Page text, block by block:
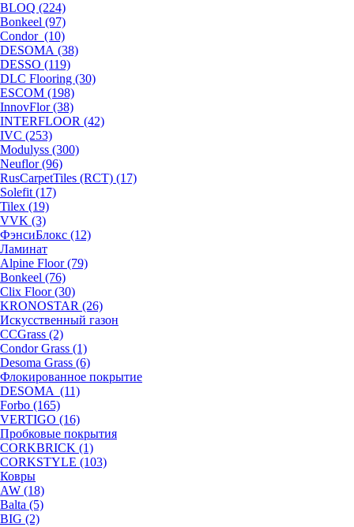
BLOQ (224)
Bonkeel (97)
Condor (10)
DESOMA (38)
DESSO (119)
DLC Flooring (30)
ESCOM (198)
InnovFlor (38)
INTERFLOOR (42)
IVC (253)
Modulyss (300)
Neuflor (96)
RusCarpetTiles (RCT) (17)
Solefit (17)
Tilex (19)
VVK (3)
ФэнсиБлокс (12)
Ламинат
Alpine Floor (79)
Bonkeel (76)
Clix Floor (30)
KRONOSTAR (26)
Искусственный газон
CCGrass (2)
Condor Grass (1)
Desoma Grass (6)
Флокированное покрытие
DESOMA (11)
Forbo (165)
VERTIGO (16)
Пробковые покрытия
CORKBRICK (1)
CORKSTYLE (103)
Ковры
AW (18)
Balta (5)
BIG (2)